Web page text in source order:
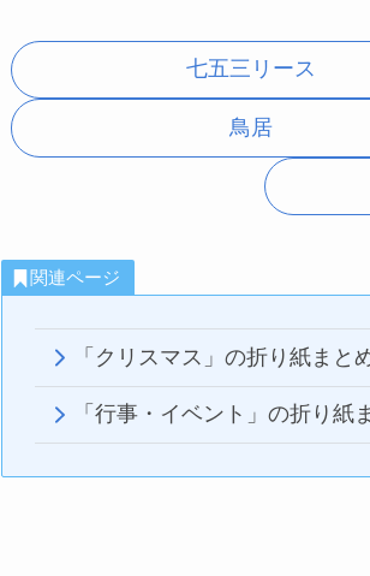
七五三リース
鳥居
関連ページ
「クリスマス」の折り紙まと
「行事・イベント」の折り紙